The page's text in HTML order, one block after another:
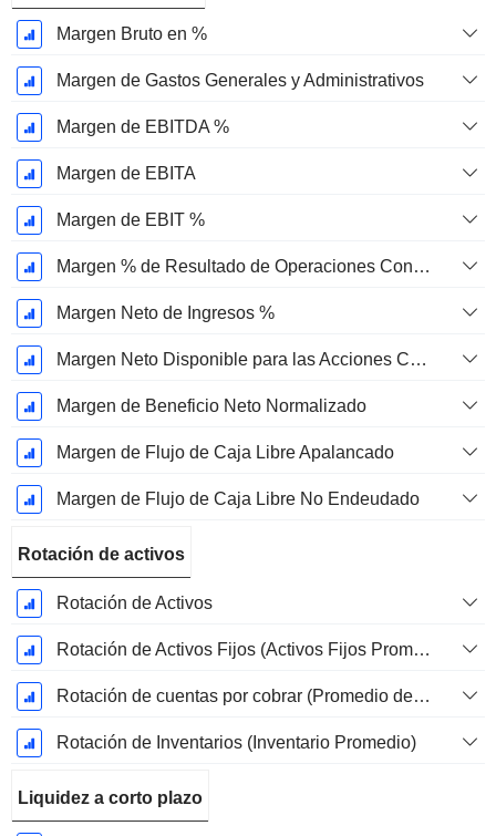
Margen Bruto en %
Margen de Gastos Generales y Administrativos
Margen de EBITDA %
Margen de EBITA
Margen de EBIT %
Margen % de Resultado de Operaciones Continuas
Margen Neto de Ingresos %
Margen Neto Disponible para las Acciones Comunes %
Margen de Beneficio Neto Normalizado
Margen de Flujo de Caja Libre Apalancado
Margen de Flujo de Caja Libre No Endeudado
Rotación de activos
Rotación de Activos
Rotación de Activos Fijos (Activos Fijos Promedio)
Rotación de cuentas por cobrar (Promedio de cuentas por cobrar)
Rotación de Inventarios (Inventario Promedio)
Liquidez a corto plazo